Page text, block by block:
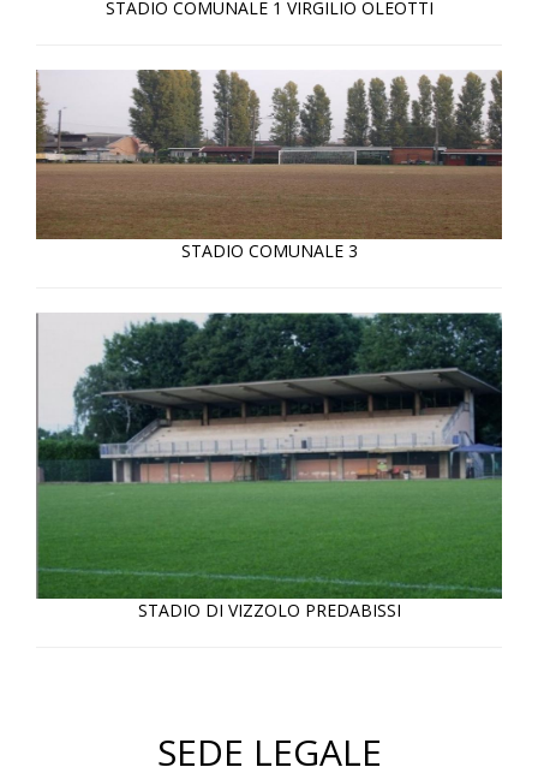
STADIO COMUNALE 1 VIRGILIO OLEOTTI
STADIO COMUNALE 3
STADIO DI VIZZOLO PREDABISSI
SEDE LEGALE